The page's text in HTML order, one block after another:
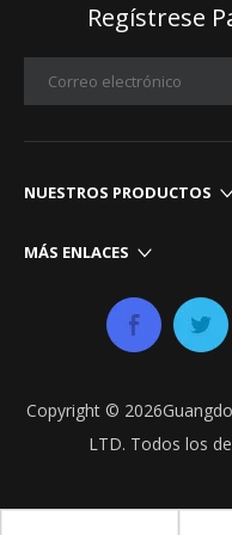
Regístrese
NUESTROS PRODUCTOS​​​​​​​
MÁS ENLACES​​​​​​​
Copyright © 2026
LTD. Todos los